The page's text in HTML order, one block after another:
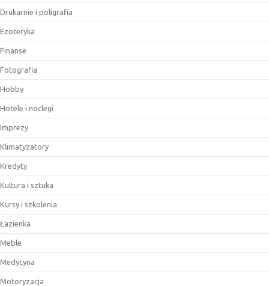
Drukarnie i poligrafia
Ezoteryka
Finanse
Fotografia
Hobby
Hotele i noclegi
Imprezy
Klimatyzatory
Kredyty
Kultura i sztuka
Kursy i szkolenia
Łazienka
Meble
Medycyna
Motoryzacja